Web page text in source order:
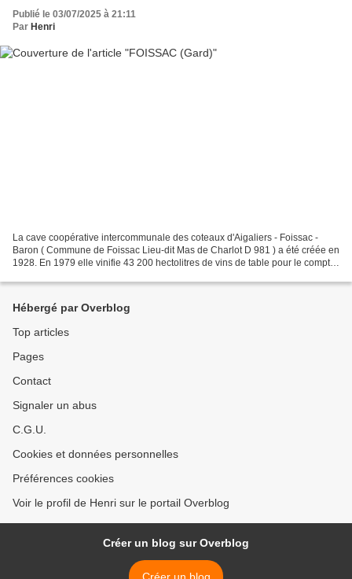
Publié le 03/07/2025 à 21:11
Par Henri
La cave coopérative intercommunale des coteaux d'Aigaliers - Foissac -
Baron ( Commune de Foissac Lieu-dit Mas de Charlot D 981 ) a été créée en
1928. En 1979 elle vinifie 43 200 hectolitres de vins de table pour le compte
Hébergé par Overblog
Top articles
Pages
Contact
Signaler un abus
C.G.U.
Cookies et données personnelles
Préférences cookies
Voir le profil de Henri sur le portail Overblog
Créer un blog sur Overblog